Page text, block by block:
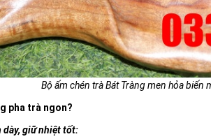
Bộ ấm chén trà Bát Tràng men hỏa biến
pha trà ngon?
dày, giữ nhiệt tốt: